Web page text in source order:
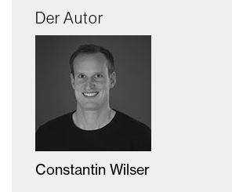
Der Autor
Constantin Wilser